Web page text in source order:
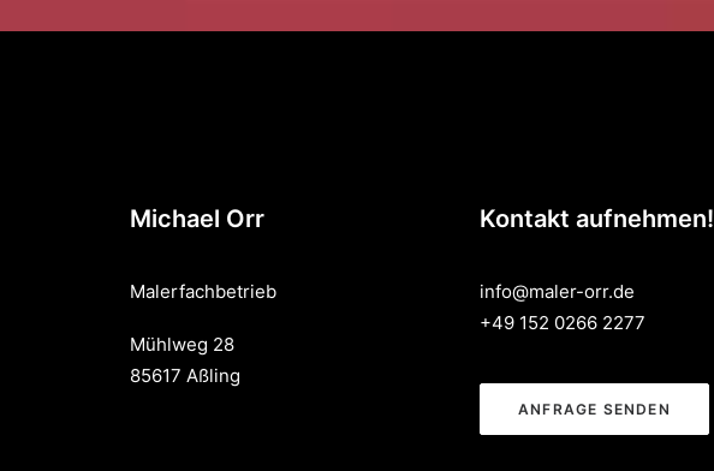
Michael Orr
Malerfachbetrieb
Mühlweg 28
85617 Aßling
Kontakt aufnehmen!
info@maler-orr.de
+49 152 0266 2277
ANFRAGE SENDEN